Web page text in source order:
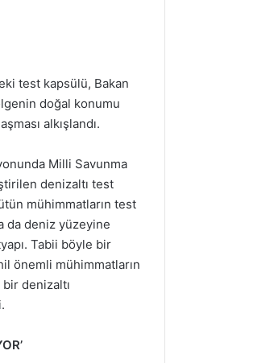
test kapsülü, Bakan
doğal konumu
alkışlandı.
Milli Savunma
denizaltı test
mühimmatların test
da deniz yüzeyine
Tabii böyle bir
önemli mühimmatların
denizaltı